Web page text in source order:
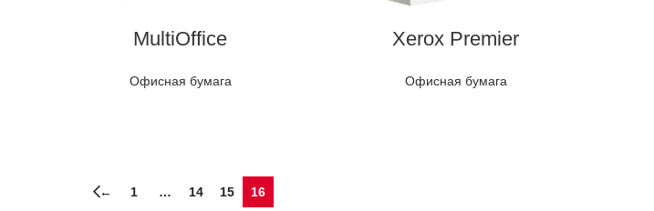
MultiOffice
Офисная бумага
Xerox Premier
Офисная бумага
← 1 … 14 15 16